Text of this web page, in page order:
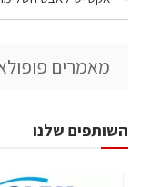
מאמרים
השותפים שלנו